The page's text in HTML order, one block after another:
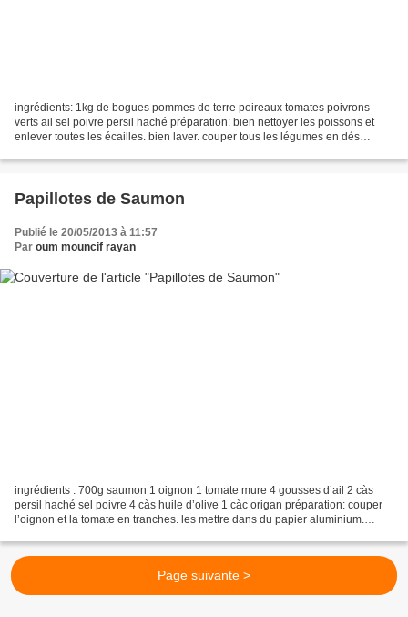
ingrédients: 1kg de bogues pommes de terre poireaux tomates poivrons
verts ail sel poivre persil haché préparation: bien nettoyer les poissons et
enlever toutes les écailles. bien laver. couper tous les légumes en dés
Papillotes de Saumon
Publié le 20/05/2013 à 11:57
Par oum mouncif rayan
ingrédients : 700g saumon 1 oignon 1 tomate mure 4 gousses d’ail 2 càs
persil haché sel poivre 4 càs huile d’olive 1 càc origan préparation: couper
l’oignon et la tomate en tranches. les mettre dans du papier aluminium.
Page suivante >